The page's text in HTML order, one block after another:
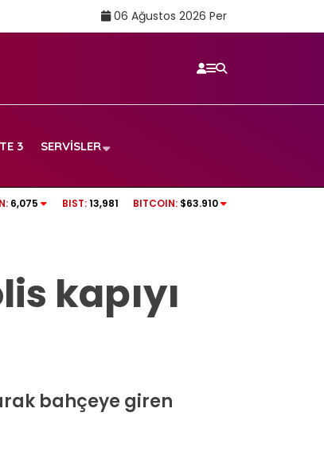
06 Ağustos 2026 Per
3 SERVISLER
ait
tv100 CANLI İZLE | Beşiktaş – Hradec
6,075 BIST: 13,981 BITCOIN: $63.910
kapıyı
bahçeye giren